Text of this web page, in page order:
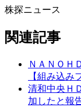
株探ニュース
関連記事
ＮＡＮＯＨ
【組み込み
清和中央Ｈ
加したと報